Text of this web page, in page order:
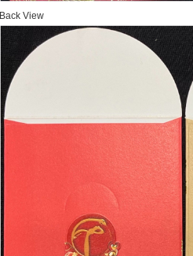
Back View